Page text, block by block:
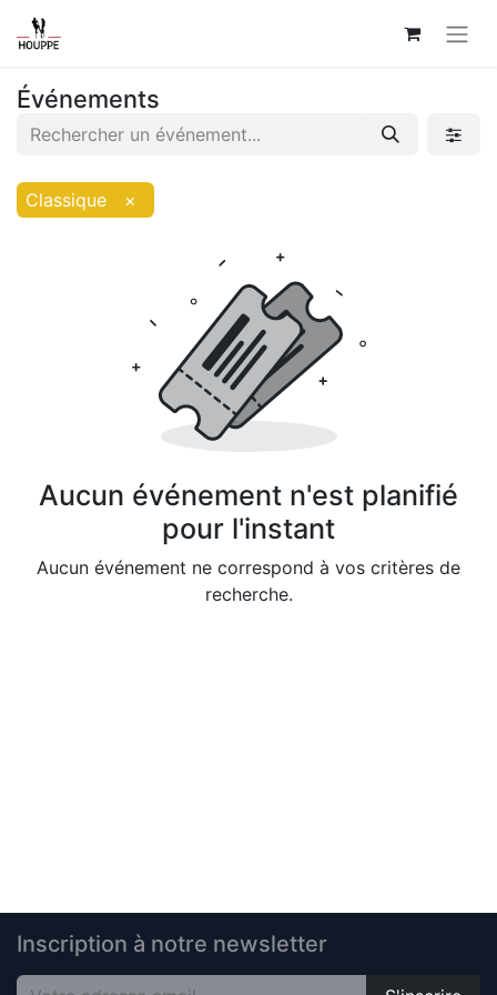
Événements
Classique ×
Aucun événement n'est planifié
pour l'instant
Aucun événement ne correspond à vos critères de
recherche.
Inscription à notre newsletter